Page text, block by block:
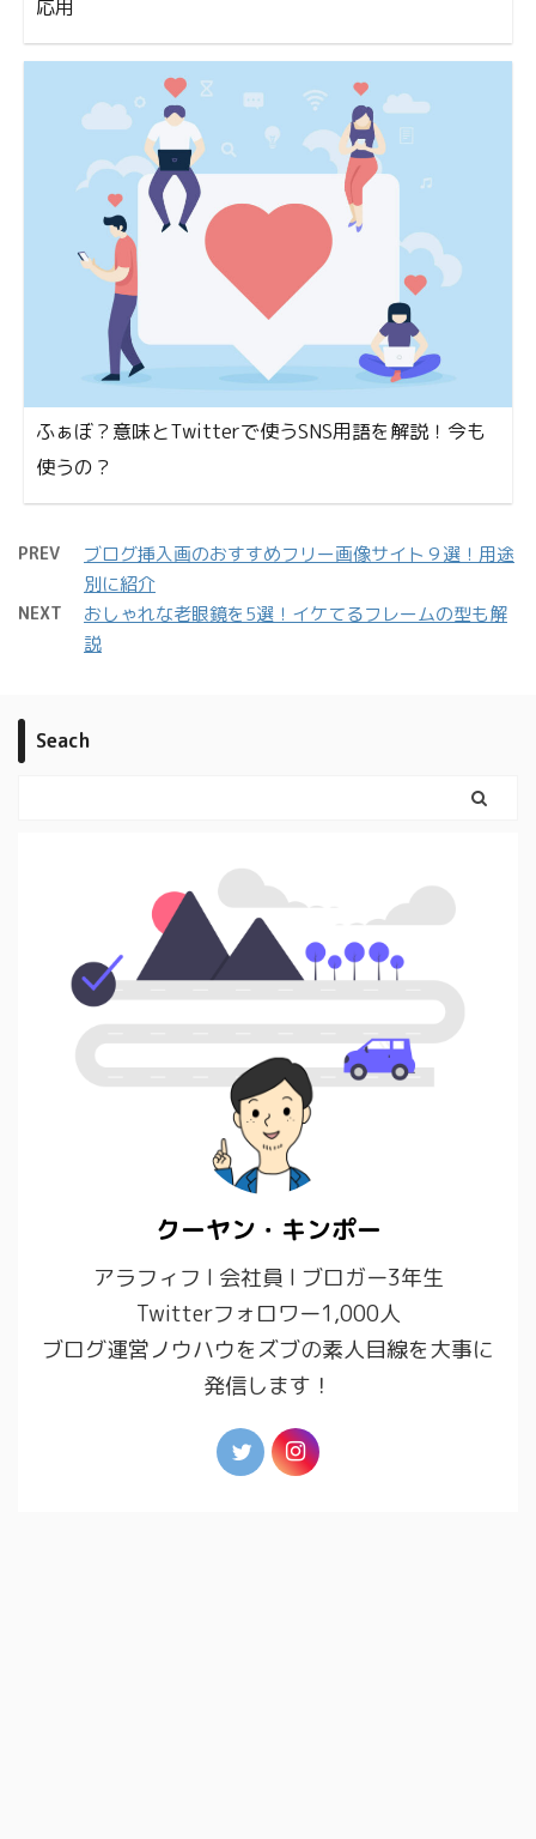
応用
ふぁぼ？意味とTwitterで使うSNS用語を解説！今も
使うの？
PREV
ブログ挿入画のおすすめフリー画像サイト９選！用途
別に紹介
NEXT
おしゃれな老眼鏡を5選！イケてるフレームの型も解
説
Seach
クーヤン・キンポー
アラフィフ l 会社員 l ブロガー3年生
Twitterフォロワー1,000人
ブログ運営ノウハウをズブの素人目線を大事に
発信します！